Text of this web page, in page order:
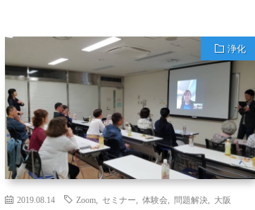
浄化
2019.08.14 Zoom セミナー ,体験会 問題解決 大阪